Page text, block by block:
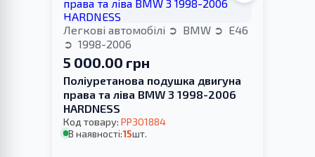
Легкові автомобілі BMW
E46
1998-2006
5 000.00 грн
Поліуретанова подушка двигуна
права та ліва BMW 3 1998-2006
HARDNESS
Код товару: PP301884
В наявності:15шт.